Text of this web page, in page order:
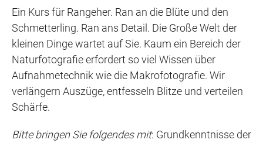
Ein Kurs für Rangeher. Ran an die Blüte und den
Schmetterling. Ran ans Detail. Die Große Welt der
kleinen Dinge wartet auf Sie. Kaum ein Bereich der
Naturfotografie erfordert so viel Wissen über
Aufnahmetechnik wie die Makrofotografie. Wir
verlängern Auszüge, entfesseln Blitze und verteilen
Schärfe.
Bitte bringen Sie folgendes mit: Grundkenntnisse der